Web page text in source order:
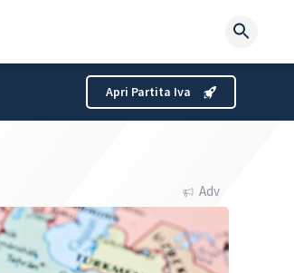
Apri Partita Iva
Adv